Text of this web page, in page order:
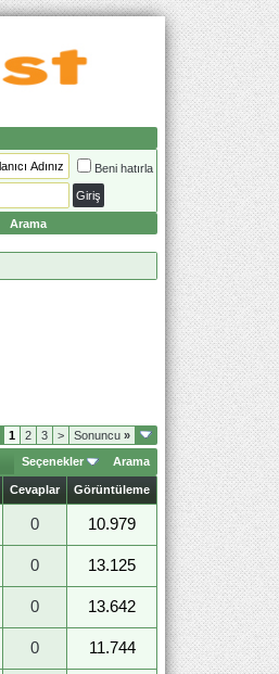
Beni hatırla
Arama
1 2 3 > Sonuncu »
Seçenekler Arama
Cevaplar Görüntüleme
0
10.979
0
13.125
0
13.642
0
11.744